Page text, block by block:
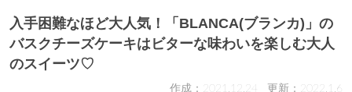
入手困難なほど大人気！「BLANCA(ブランカ)」の
バスクチーズケーキはビターな味わいを楽しむ大人
のスイーツ♡
作成：2021.12.24 更新：2022.1.6